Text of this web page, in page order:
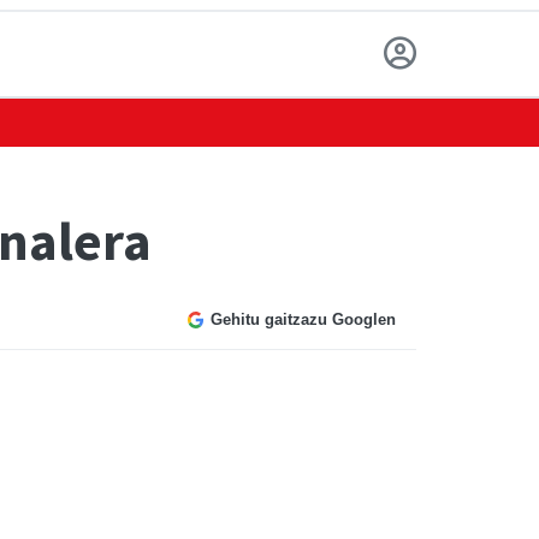
Gehitu gaitzazu Googlen